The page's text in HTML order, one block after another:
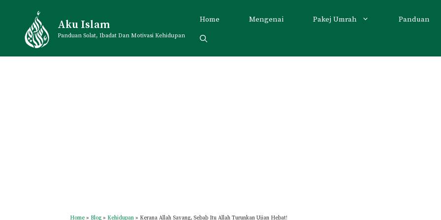
content
Aku Islam
Panduan Solat, Ibadat Dan Motivasi Kehidupan
Home Mengenai Pakej Umrah Panduan
Home » Blog » Kehidupan » Kerana Allah Sayang, Sebab Itu Allah Turunkan Ujian Hebat!